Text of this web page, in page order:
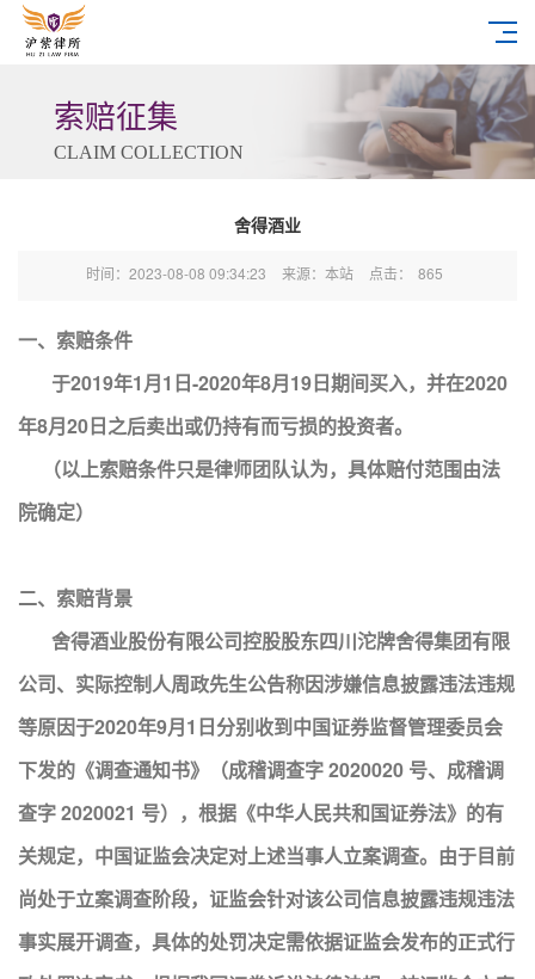
索赔征集
CLAIM COLLECTION
舍得酒业
时间：2023-08-08 09:34:23 来源：本站 点击： 865
一、索赔条件
于2019年1月1日-2020年8月19日期间买入，并在2020
年8月20日之后卖出或仍持有而亏损的投资者。
（以上索赔条件只是律师团队认为，具体赔付范围由法
院确定）
二、索赔背景
舍得酒业股份有限公司控股股东四川沱牌舍得集团有限
公司、实际控制人周政先生公告称因涉嫌信息披露违法违规
等原因于2020年9月1日分别收到中国证券监督管理委员会
下发的《调查通知书》（成稽调查字 2020020 号、成稽调
查字 2020021 号），根据《中华人民共和国证券法》的有
关规定，中国证监会决定对上述当事人立案调查。由于目前
尚处于立案调查阶段，证监会针对该公司信息披露违规违法
事实展开调查，具体的处罚决定需依据证监会发布的正式行